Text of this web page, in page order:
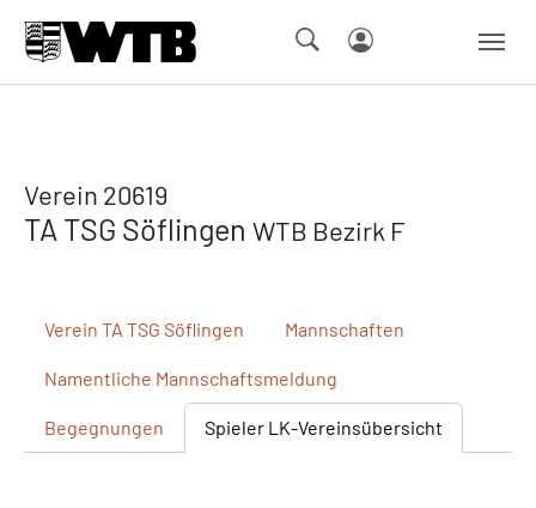
Verein 20619
TA TSG Söflingen WTB Bezirk F
Verein TA TSG Söflingen Mannschaften
Namentliche Mannschaftsmeldung
Begegnungen Spieler LK-Vereinsübersicht